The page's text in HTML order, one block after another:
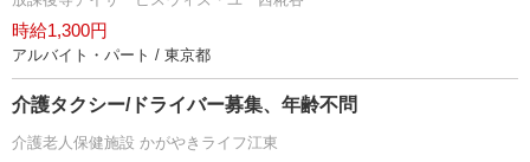
時給1,300円
アルバイト・パート / 東京都
介護タクシー/ドライバー募集、年齢不問
介護老人保健施設 かがやきライフ江東